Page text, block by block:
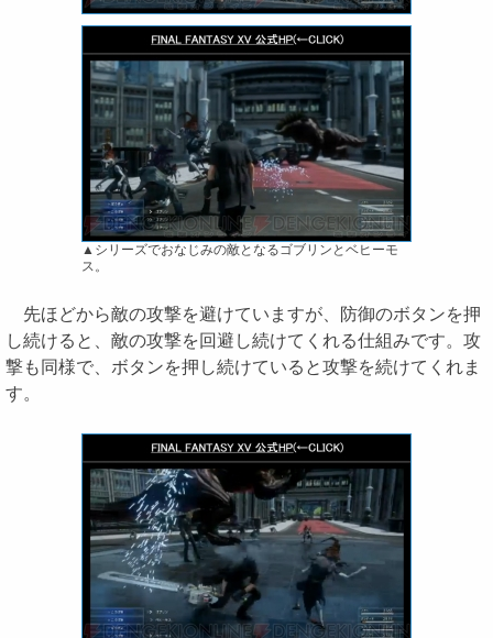
▲シリーズでおなじみの敵となるゴブリンとベヒーモ
ス。
先ほどから敵の攻撃を避けていますが、防御のボタンを押
し続けると、敵の攻撃を回避し続けてくれる仕組みです。攻
撃も同様で、ボタンを押し続けていると攻撃を続けてくれま
す。